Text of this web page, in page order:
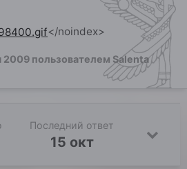
</noindex>
2009 пользователем Salenta
Последний ответ
15 окт